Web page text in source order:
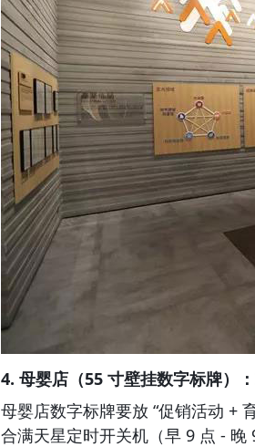
4. 母婴店（55 寸壁挂数字标牌）
母婴店数字标牌要放 “促销活动 +
合满天星定时开关机（早 9 点 - 晚